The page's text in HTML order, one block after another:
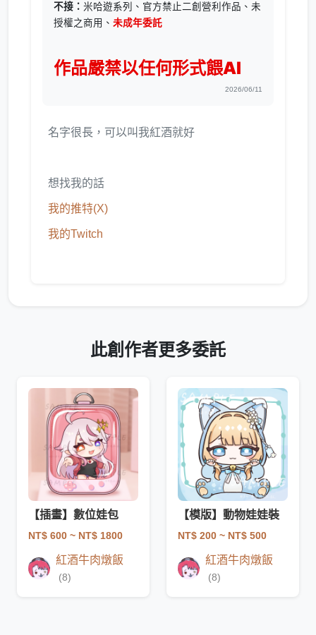
不接： 米哈遊系列、官方禁止二創營利作品、未
授權之商用、 未成年委託
作品嚴禁以任何形式餵AI
2026/06/11
名字很長，可以叫我紅酒就好
想找我的話
我的推特(X)
我的Twitch
此創作者更多委託
【插畫】數位娃包
NT$ 600 ~ NT$ 1800
紅酒牛肉燉飯
(8)
【模版】動物娃娃裝
NT$ 200 ~ NT$ 500
紅酒牛肉燉飯
(8)